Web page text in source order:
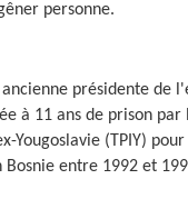
personne.
présidente de
à 11 ans de prison par
Yougoslavie (TPIY)
entre 1992 et